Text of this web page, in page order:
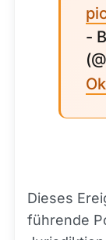
-
Dieses
führende